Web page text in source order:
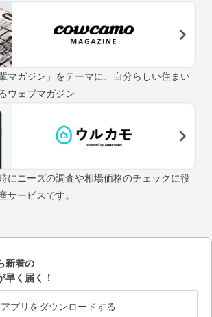
マガジン」をテーマに、自分らしい住まい
ウェブマガジン
にニーズの調査や相場価格のチェックに役
サービスです。
新着の
早く届く！
アプリをダウンロードする